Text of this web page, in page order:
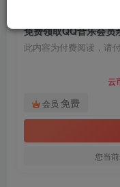
此内容为付费阅读，请
云
会员 免费
您当